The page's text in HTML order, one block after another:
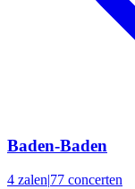
Baden-Baden
4 zalen|77 concerten